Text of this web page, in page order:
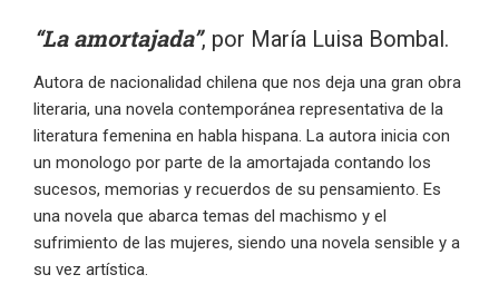
“La amortajada”, por María Luisa Bombal.
Autora de nacionalidad chilena que nos deja una gran obra
literaria, una novela contemporánea representativa de la
literatura femenina en habla hispana. La autora inicia con
un monologo por parte de la amortajada contando los
sucesos, memorias y recuerdos de su pensamiento. Es
una novela que abarca temas del machismo y el
sufrimiento de las mujeres, siendo una novela sensible y a
su vez artística.